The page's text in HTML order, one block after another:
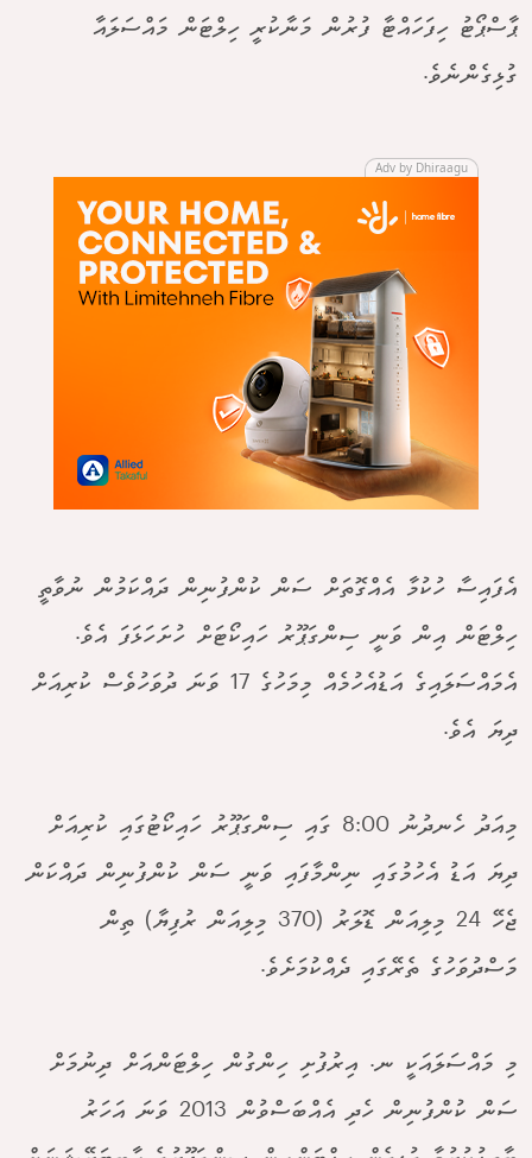
ޕާސްޕޯޓު ހިފަހައްޓާ ފުރުން މަނާކުރީ ހިލްޓަން މައްސަލައާ
ގުޅިގެންނެވެ.
Adv by Dhiraagu
އެފައިސާ ހުކުމާ އެއްގޮތަށް ސަން ކުންފުނިން ދައްކަމުން ނުވާތީ
ހިލްޓަން އިން ވަނީ ސިންގަޕޫރު ހައިކޯޓަށް ހުށަހަޅަފަ އެވެ.
އެމައްސަލައިގެ އަޑުއެހުމެއް މިމަހުގެ 17 ވަނަ ދުވަހުވެސް ކުރިއަށް
ދިޔަ އެވެ.
މިއަދު ހެނދުނު 8:00 ގައި ސިންގަޕޫރު ހައިކޯޓުގައި ކުރިއަށް
ދިޔަ އަޑު އެހުމުގައި ނިންމާފައި ވަނީ ސަން ކުންފުނިން ދައްކަން
ޖެހޭ 24 މިލިއަން ޑޮލަރު (370 މިލިއަން ރުފިޔާ) ތިން
މަސްދުވަހުގެ ތެރޭގައި ދެއްކުމަށެވެ.
މި މައްސަލައަކީ ނ. އިރުފުށި ހިންގުން ހިލްޓަންއަށް ދިނުމަށް
ސަން ކުންފުނިން ހެދި އެއްބަސްވުން 2013 ވަނަ އަހަރު